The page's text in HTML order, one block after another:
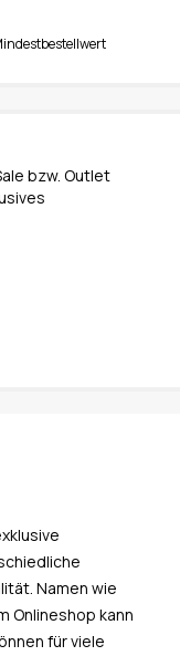
bzw. Outlet
Namen wie
Onlineshop kann
für viele